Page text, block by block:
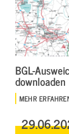
BGL-
downloaden
MEHR